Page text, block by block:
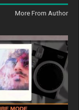
More From Author